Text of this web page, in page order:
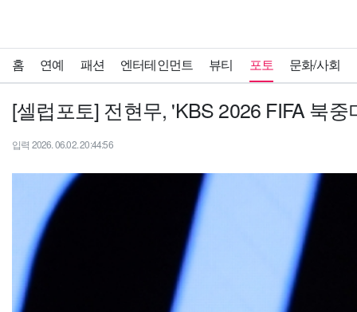
홈 연예 패션 엔터테인먼트 뷰티 포토 문화/사회
[셀럽포토] 전현무, 'KBS 2026 FIFA 북
입력 2026. 06.02. 20:44:56